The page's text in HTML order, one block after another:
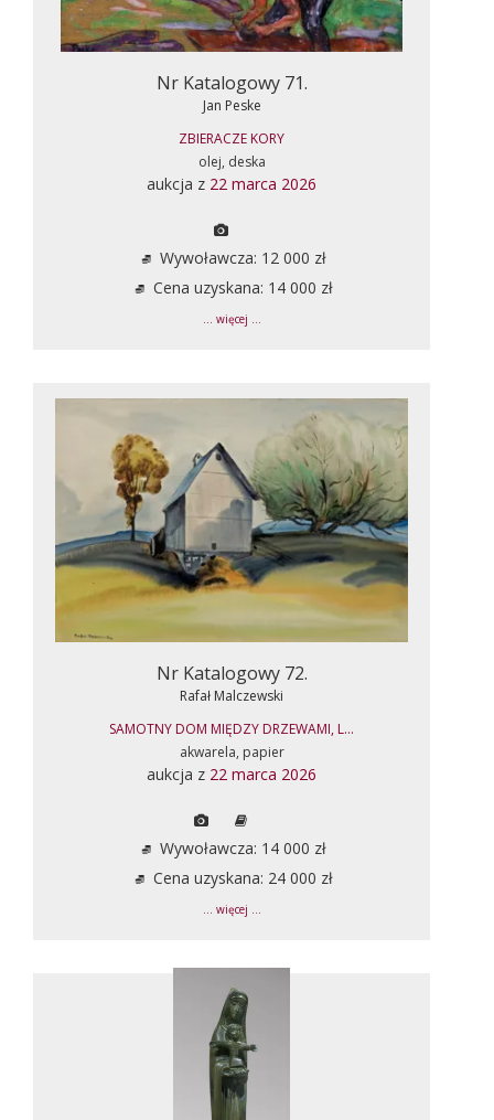
Nr Katalogowy 71.
Jan Peske
ZBIERACZE KORY
olej, deska
aukcja z 22 marca 2026
Wywoławcza: 12 000 zł
Cena uzyskana: 14 000 zł
... więcej ...
Nr Katalogowy 72.
Rafał Malczewski
SAMOTNY DOM MIĘDZY DRZEWAMI, L...
akwarela, papier
aukcja z 22 marca 2026
Wywoławcza: 14 000 zł
Cena uzyskana: 24 000 zł
... więcej ...